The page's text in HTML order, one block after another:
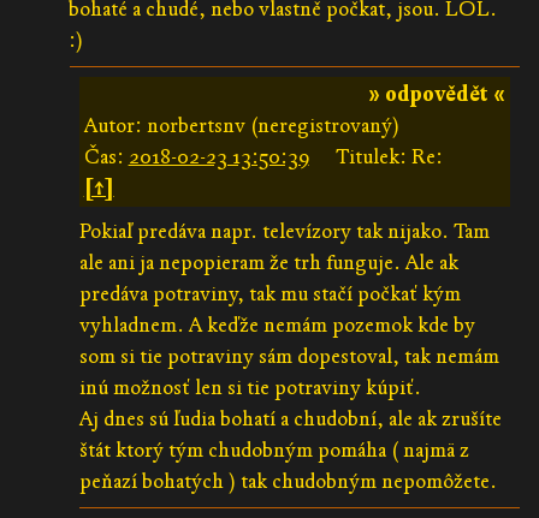
bohaté a chudé, nebo vlastně počkat, jsou. LOL.
:)
» odpovědět «
Autor: norbertsnv (neregistrovaný)
Čas: 2018-02-23 13:50:39
Titulek: Re:
[↑]
Pokiaľ predáva napr. televízory tak nijako. Tam
ale ani ja nepopieram že trh funguje. Ale ak
predáva potraviny, tak mu stačí počkať kým
vyhladnem. A keďže nemám pozemok kde by
som si tie potraviny sám dopestoval, tak nemám
inú možnosť len si tie potraviny kúpiť.
Aj dnes sú ľudia bohatí a chudobní, ale ak zrušíte
štát ktorý tým chudobným pomáha ( najmä z
peňazí bohatých ) tak chudobným nepomôžete.